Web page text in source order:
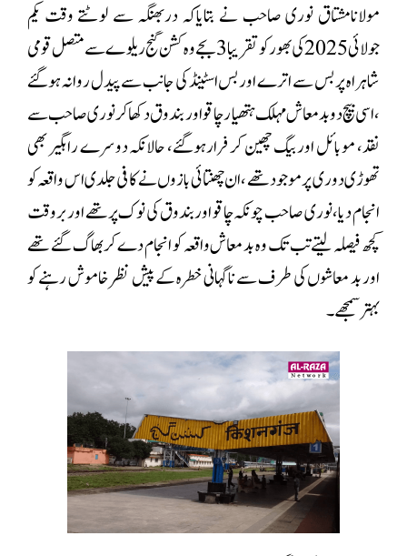
مولانامشتاق نوری صاحب نے بتایاکہ دربھنگہ سے لوٹتے وقت یکم
جولائی 2025 کی بھورکو تقریبا 3بجے وہ کشن گنج ریلوے سے متصل قومی
شاہراہ پر بس سے اترے اور بس اسٹینڈ کی جانب سے پیدل روانہ ہوگئے
،اسی بیچ دو بدمعاش مہلک ہتھیارچاقواور بندوق دکھاکر نوری صاحب سے
نقد، موبائل اور بیگ چھین کر فرارہوگئے، حالانکہ دوسرے راہگیر بھی
تھوڑی دوری پر موجود تھے ،ان چھنتائی بازوں نے کافی جلدی اس واقعہ کو
انجام دیا، نوری صاحب چونکہ چاقو اور بندوق کی نوک پرتھے اوربروقت
کچھ فیصلہ لیتے تب تک وہ بد معاش واقعہ کو انجام دے کر بھاگ گئے تھے
اور بد معاشوں کی طرف سے ناگہانی خطرہ کے پیش نظر خاموش رہنے کو
بہتر سمجھے۔